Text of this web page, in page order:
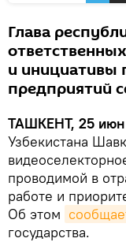
Глава
и инициативы
предприятий
ТАШКЕНТ, 25
Узбекистана
проводимой в
работе и
Об этом
государства.